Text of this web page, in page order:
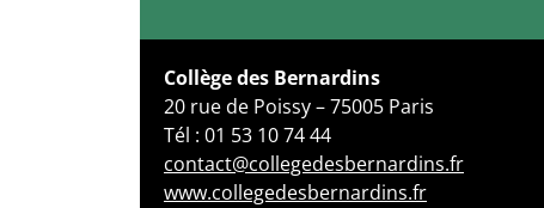
Collège des Bernardins
20 rue de Poissy – 75005 Paris
Tél : 01 53 10 74 44
contact@collegedesbernardins.fr
www.collegedesbernardins.fr